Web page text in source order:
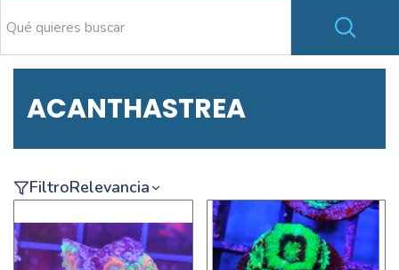
ACANTHASTREA
FiltroRelevancia